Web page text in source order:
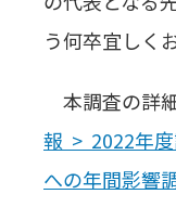
う何卒宜しく
本調査の詳細
報 > 2022年
への年間影響